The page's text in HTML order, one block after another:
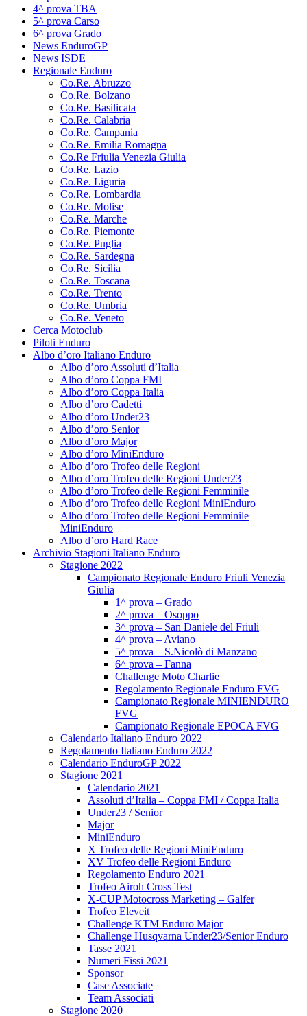
4^ prova TBA
5^ prova Carso
6^ prova Grado
News EnduroGP
News ISDE
Regionale Enduro
Co.Re. Abruzzo
Co.Re. Bolzano
Co.Re. Basilicata
Co.Re. Calabria
Co.Re. Campania
Co.Re. Emilia Romagna
Co.Re Friulia Venezia Giulia
Co.Re. Lazio
Co.Re. Liguria
Co.Re. Lombardia
Co.Re. Molise
Co.Re. Marche
Co.Re. Piemonte
Co.Re. Puglia
Co.Re. Sardegna
Co.Re. Sicilia
Co.Re. Toscana
Co.Re. Trento
Co.Re. Umbria
Co.Re. Veneto
Cerca Motoclub
Piloti Enduro
Albo d’oro Italiano Enduro
Albo d’oro Assoluti d’Italia
Albo d’oro Coppa FMI
Albo d’oro Coppa Italia
Albo d’oro Cadetti
Albo d’oro Under23
Albo d’oro Senior
Albo d’oro Major
Albo d’oro MiniEnduro
Albo d’oro Trofeo delle Regioni
Albo d’oro Trofeo delle Regioni Under23
Albo d’oro Trofeo delle Regioni Femminile
Albo d’oro Trofeo delle Regioni MiniEnduro
Albo d’oro Trofeo delle Regioni Femminile
MiniEnduro
Albo d’oro Hard Race
Archivio Stagioni Italiano Enduro
Stagione 2022
Campionato Regionale Enduro Friuli Venezia
Giulia
1^ prova – Grado
2^ prova – Osoppo
3^ prova – San Daniele del Friuli
4^ prova – Aviano
5^ prova – S.Nicolò di Manzano
6^ prova – Fanna
Challenge Moto Charlie
Regolamento Regionale Enduro FVG
Campionato Regionale MINIENDURO
FVG
Campionato Regionale EPOCA FVG
Calendario Italiano Enduro 2022
Regolamento Italiano Enduro 2022
Calendario EnduroGP 2022
Stagione 2021
Calendario 2021
Assoluti d’Italia – Coppa FMI / Coppa Italia
Under23 / Senior
Major
MiniEnduro
X Trofeo delle Regioni MiniEnduro
XV Trofeo delle Regioni Enduro
Regolamento Enduro 2021
Trofeo Airoh Cross Test
X-CUP Motocross Marketing – Galfer
Trofeo Eleveit
Challenge KTM Enduro Major
Challenge Husqvarna Under23/Senior Enduro
Tasse 2021
Numeri Fissi 2021
Sponsor
Case Associate
Team Associati
Stagione 2020